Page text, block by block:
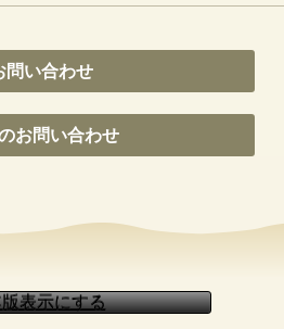
問い合わせ
お問い合わせ